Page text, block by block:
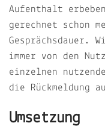
Aufenthalt
gerechnet schon
Gesprächsdauer.
immer von den
einzelnen
die Rückmeldung
Umsetzung